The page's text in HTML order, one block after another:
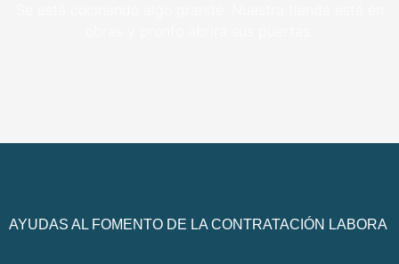
AYUDAS AL FOMENTO DE LA CONTRATACIÓN LABORA